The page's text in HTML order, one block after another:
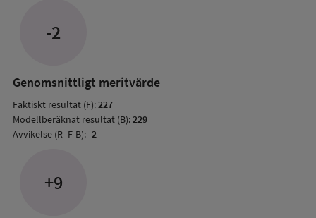
-2
Genomsnittligt meritvärde
Faktiskt resultat (F):227
Modellberäknat resultat (B):229
Avvikelse (R=F-B):-2
+9